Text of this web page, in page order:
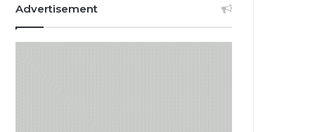
Advertisement